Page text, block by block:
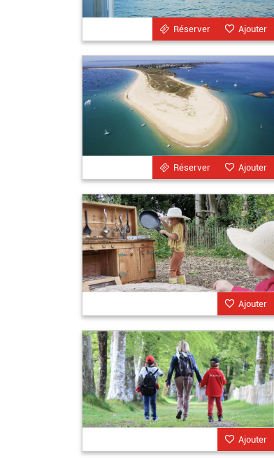
Ajouter
Réserver
Ajouter
Réserver
Ajouter
Ajouter